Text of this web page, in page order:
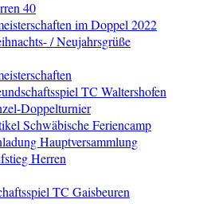
40
im Doppel 2022
/ Neujahrsgrüße
TC Waltershofen
Doppelturnier
Schwäbische Feriencamp
Hauptversammlung
Herren
TC Gaisbeuren